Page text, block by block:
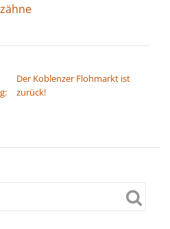
zähne
Der Koblenzer Flohmarkt ist
zurück!